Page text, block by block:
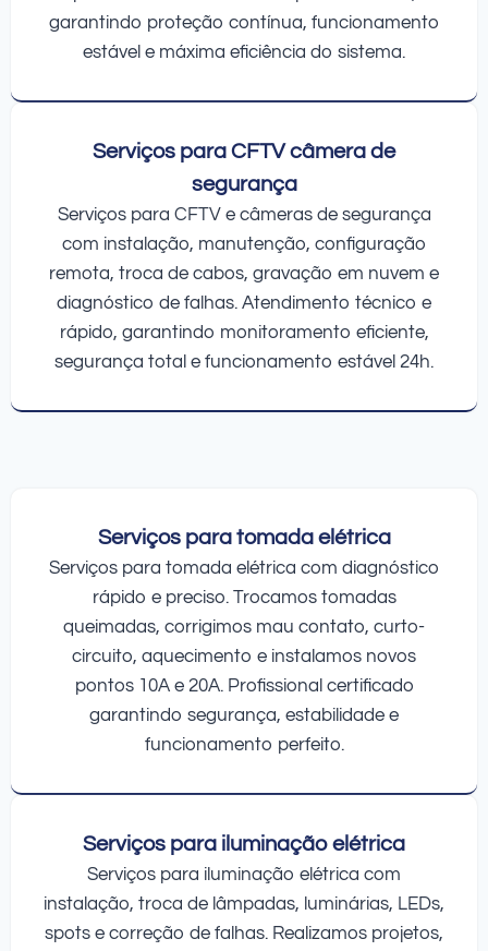
garantindo proteção contínua, funcionamento
estável e máxima eficiência do sistema.
Serviços para CFTV câmera de
segurança
Serviços para CFTV e câmeras de segurança
com instalação, manutenção, configuração
remota, troca de cabos, gravação em nuvem e
diagnóstico de falhas. Atendimento técnico e
rápido, garantindo monitoramento eficiente,
segurança total e funcionamento estável 24h.
Serviços para tomada elétrica
Serviços para tomada elétrica com diagnóstico
rápido e preciso. Trocamos tomadas
queimadas, corrigimos mau contato, curto-
circuito, aquecimento e instalamos novos
pontos 10A e 20A. Profissional certificado
garantindo segurança, estabilidade e
funcionamento perfeito.
Serviços para iluminação elétrica
Serviços para iluminação elétrica com
instalação, troca de lâmpadas, luminárias, LEDs,
spots e correção de falhas. Realizamos projetos,